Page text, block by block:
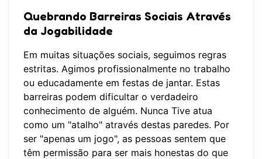
Quebrando Barreiras Sociais Através
da Jogabilidade
Em muitas situações sociais, seguimos regras
estritas. Agimos profissionalmente no trabalho
ou educadamente em festas de jantar. Estas
barreiras podem dificultar o verdadeiro
conhecimento de alguém. Nunca Tive atua
como um "atalho" através destas paredes. Por
ser "apenas um jogo", as pessoas sentem que
têm permissão para ser mais honestas do que